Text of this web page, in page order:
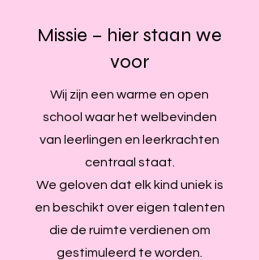
Missie – hier staan we
voor
Wij zijn een warme en open
school waar het welbevinden
van leerlingen en leerkrachten
centraal staat.
We geloven dat elk kind uniek is
en beschikt over eigen talenten
die de ruimte verdienen om
gestimuleerd te worden.